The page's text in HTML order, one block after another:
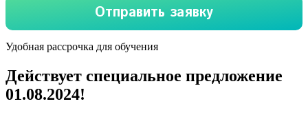
Удобная рассрочка для обучения
Действует специальное предложение
01.08.2024!